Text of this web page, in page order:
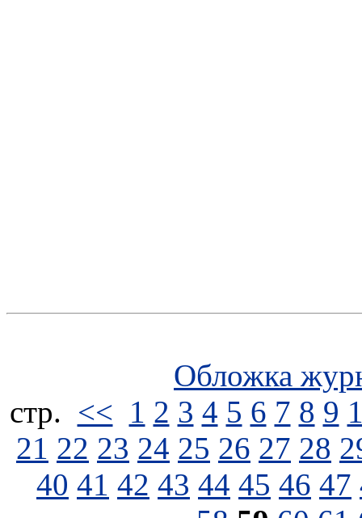
Обложка
стp. << 1 2 3 4 5 6 7 8 9
21 22 23 24 25 26 27 28
40 41 42 43 44 45 46 47